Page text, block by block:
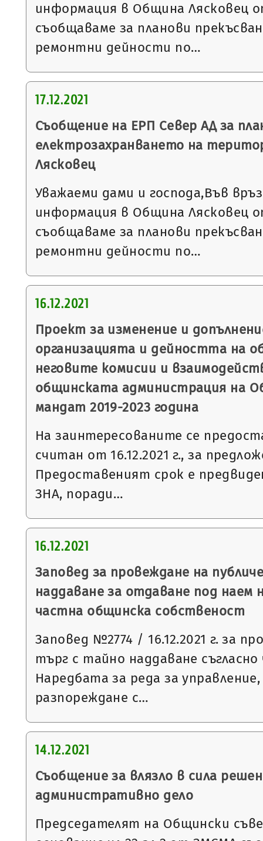
информация в Община Лясковец
съобщаваме за планови
ремонтни дейности по…
17.12.2021
Съобщение на ЕРП Север АД за
електрозахранването на
Лясковец
Уважаеми дами и господа,Във
информация в Община Лясковец
съобщаваме за планови
ремонтни дейности по…
16.12.2021
Проект за изменение и
организацията и дейността на
неговите комисии и
общинската администрация на
мандат 2019-2023 година
На заинтересованите се
считан от 16.12.2021 г., за
Предоставеният срок е
ЗНА, поради…
16.12.2021
Заповед за провеждане на
наддаване за отдаване под
частна общинска собственост
Заповед №2774 / 16.12.2021 г. за
търг с тайно наддаване съгласно
Наредбата за реда за
разпореждане с…
14.12.2021
Съобщение за влязло в сила
административно дело
Председателят на Общински